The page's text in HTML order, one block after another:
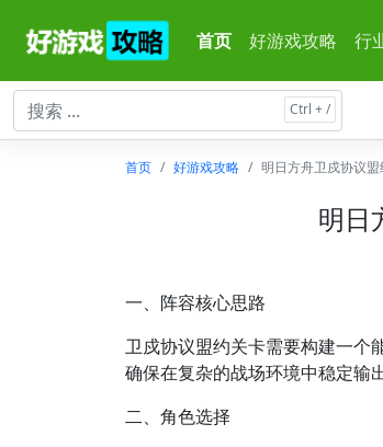
首页 好游戏攻略 行
首页 好游戏攻略 明日方舟卫戍协议
明日
一、阵容核心思路
卫戍协议盟约关卡需要构建一个
确保在复杂的战场环境中稳定输
二、角色选择